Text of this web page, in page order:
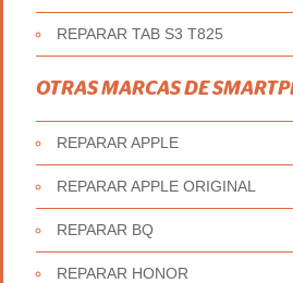
REPARAR TAB S3 T825
OTRAS MARCAS DE
REPARAR APPLE
REPARAR APPLE ORIGINAL
REPARAR BQ
REPARAR HONOR